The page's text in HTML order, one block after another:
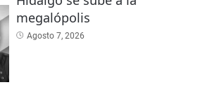
megalópolis
Agosto 7, 2026